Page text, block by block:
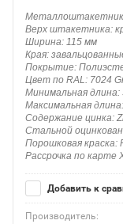
Верх штакетника:
Ширина: 115 мм
Края:
Покрытие:
Цвет по RAL: 7024
Минимальная длина:
Максимальная
Содержание цинка:
Стальной
Порошковая краска:
Рассрочка по карте
Добавить к
Производитель: